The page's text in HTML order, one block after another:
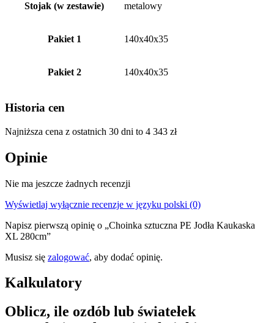
Stojak (w zestawie) metalowy
Pakiet 1 140x40x35
Pakiet 2 140x40x35
Historia cen
Najniższa cena z ostatnich 30 dni to 4 343 zł
Opinie
Nie ma jeszcze żadnych recenzji
Wyświetlaj wyłącznie recenzje w języku polski (0)
Napisz pierwszą opinię o „Choinka sztuczna PE Jodła Kaukaska
XL 280cm”
Musisz się zalogować, aby dodać opinię.
Kalkulatory
Oblicz, ile ozdób lub światełek